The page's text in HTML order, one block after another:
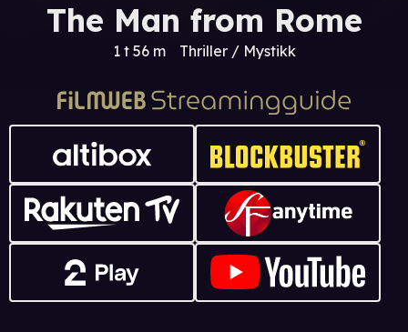
The Man from Rome
1 t 56 m Thriller / Mystikk